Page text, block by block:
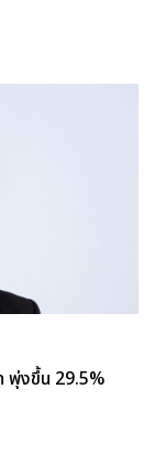
พุ่งขึ้น 29.5%